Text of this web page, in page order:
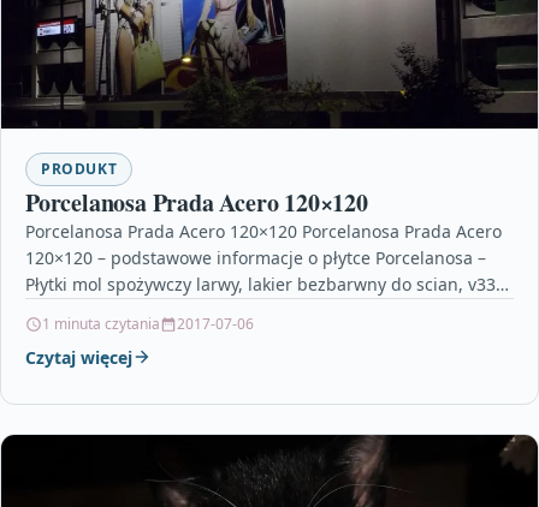
PRODUKT
Porcelanosa Prada Acero 120×120
Porcelanosa Prada Acero 120×120 Porcelanosa Prada Acero
120×120 – podstawowe informacje o płytce Porcelanosa –
Płytki mol spożywczy larwy, lakier bezbarwny do scian, v33…
1 minuta czytania 2017-07-06
Czytaj więcej